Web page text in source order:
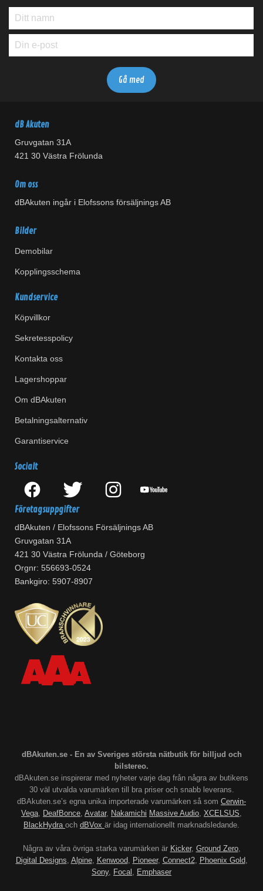
dB Akuten
Gruvgatan 31A
421 30 Västra Frölunda
Om oss
dBAkuten ingår i Elofssons försäljnings AB
Bilder
Demobilar
Kopplingsschema
Kundservice
Köpvillkor
Sekretesspolicy
Kontakta oss
Lagershoppar
Om dBAkuten
Betalningsalternativ
Garantiservice
Socialt
Företagsuppgifter
dBAkuten / Elofssons Försäljnings AB
Gruvgatan 31A
421 30 Västra Frölunda / Göteborg
Orgnr: 556693-0524
Bankgiro: 5907-8907
dBAkuten.se - En av Sveriges största nätbutik för billjud och
bilstereo.
dBAkuten.se inspirerar med nyheter varje dag från några av butikens
30 väl utvalda varumärken till bra priser och snabb leverans.
dBAkuten.se’s egna unika importerade varumärken så som Cerwin-
Vega, DeafBonce, Avatar, Nakamichi Massive Audio, XCELSUS,
BlackHydra och dBVox är idag internationellt marknadsledande.
Några av våra övriga starka varumärken är Kicker, Ground Zero,
Digital Designs, Alpine, Kenwood, Pioneer, Connect2, Phoenix Gold,
Sony, Focal , Emphaser